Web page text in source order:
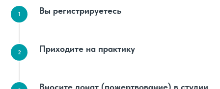
Вы регистрируетесь
Приходите на практику
Вносите донат (пожертвование) в студии